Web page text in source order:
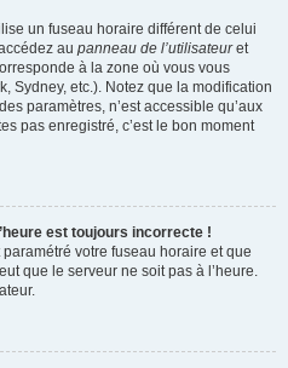
un fuseau horaire différent de celui
au panneau de l’utilisateuret
à la zone où vous vous
Sydney, etc.). Notez que la modification
paramètres, n’est accessible qu’aux
pas enregistré, c’est le bon moment
est toujours incorrecte !
votre fuseau horaire et que
que le serveur ne soit pas à l’heure.